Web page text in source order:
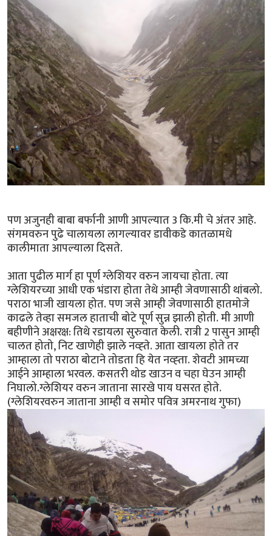
पण अजुनही बाबा बर्फानी आणी आपल्यात 3 कि.मी चे अंतर आहे.
संगमवरुन पुढे चालायला लागल्यावर डावीकडे कातळामधे
कालीमाता आपल्याला दिसते.
आता पुढील मार्ग हा पूर्ण ग्लेशियर वरुन जायचा होता. त्या
ग्लेशियरच्या आधी एक भंडारा होता तेथे आम्ही जेवणासाठी थांबलो.
पराठा भाजी खायला होत. पण जसे आम्ही जेवणासाठी हातमोजे
काढले तेव्हा समजल हाताची बोटे पूर्ण सुन्न झाली होती. मी आणी
बहीणीने अक्षरक्ष: तिथे रडायला सुरुवात केली. रात्री 2 पासुन आम्ही
चालत होतो, निट खाणेही झाले नव्ह्ते. आता खायला होते तर
आम्हाला तो पराठा बोटाने तोडता हि येत नव्ह्ता. शेवटी आमच्या
आईने आम्हाला भरवल. कसतरी थोड खाउन व चहा घेउन आम्ही
निघालो.ग्लेशियर वरुन जाताना सारखे पाय घसरत होते.
(ग्लेशियरवरुन जाताना आम्ही व समोर पवित्र अमरनाथ गुफा)